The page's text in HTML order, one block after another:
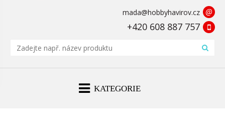
mada@hobbyhavirov.cz @
+420 608 887 757
KATEGORIE